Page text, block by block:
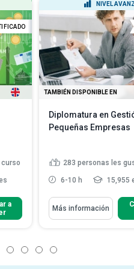
a
NIVEL
TAMBIÉN DISPONIBLE EN
Diplomatura en
Pequeñas Empresas
283 personas les
6-10 h 15,955
Más información